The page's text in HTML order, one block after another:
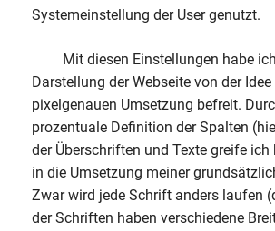
Systemeinstellung der User genutzt.
Mit diesen Einstellungen habe
Darstellung der Webseite von der Idee
pixelgenauen Umsetzung befreit.
prozentuale Definition der Spalten
der Überschriften und Texte greife ich
in die Umsetzung meiner
Zwar wird jede Schrift anders laufen
der Schriften haben verschiedene